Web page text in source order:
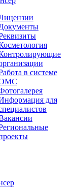
в системе
для